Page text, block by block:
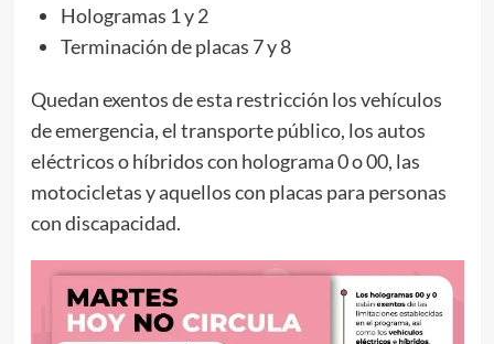
Hologramas 1 y 2
Terminación de placas 7 y 8
Quedan exentos de esta restricción los vehículos
de emergencia, el transporte público, los autos
eléctricos o híbridos con holograma 0 o 00, las
motocicletas y aquellos con placas para personas
con discapacidad.